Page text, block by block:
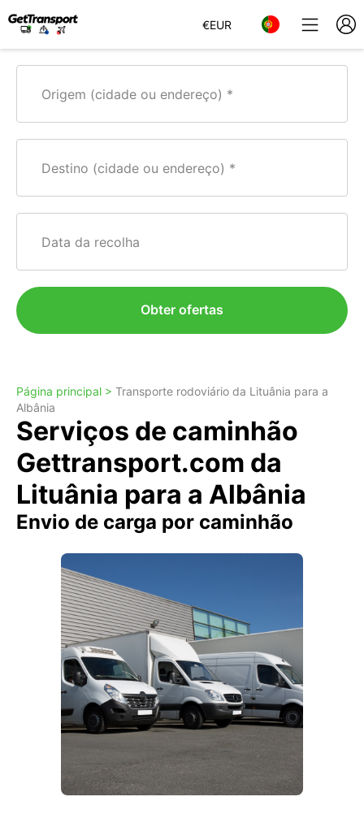
€EUR
Origem (cidade ou endereço)
Destino (cidade ou endereço)
Data da recolha
Obter ofertas
Página principal > Transporte rodoviário da Lituânia para a
Albânia
Serviços de caminhão
Gettransport.com da
Lituânia para a Albânia
Envio de carga por caminhão